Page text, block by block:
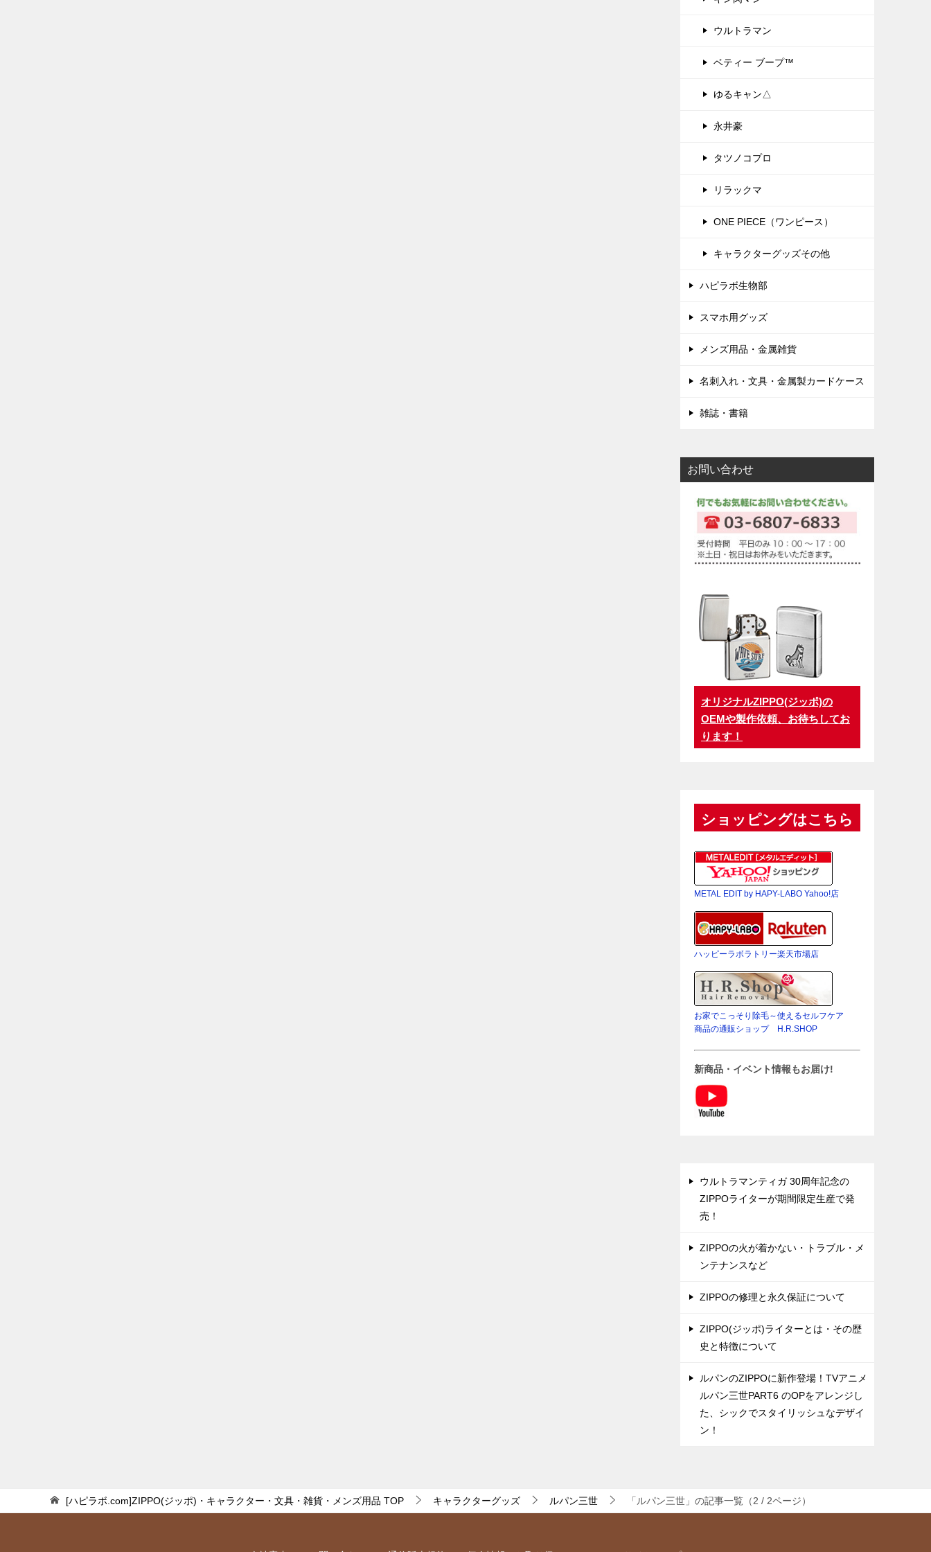
ウルトラマン
ベティー ブープ™
ゆるキャン△
永井豪
タツノコプロ
リラックマ
ONE PIECE（ワンピース）
キャラクターグッズその他
ハピラボ生物部
スマホ用グッズ
メンズ用品・金属雑貨
名刺入れ・文具・金属製カードケース
雑誌・書籍
お問い合わせ
オリジナルZIPPO(ジッポ)の
OEMや製作依頼、お待ちしてお
ります！
ショッピングはこちら
METAL EDIT by HAPY-LABO Yahoo!店
ハッピーラボラトリー楽天市場店
お家でこっそり除毛～使えるセルフケア
商品の通販ショップ H.R.SHOP
新商品・イベント情報もお届け!
ウルトラマンティガ 30周年記念の
ZIPPOライターが期間限定生産で発
売！
ZIPPOの火が着かない・トラブル・メ
ンテナンスなど
ZIPPOの修理と永久保証について
ZIPPO(ジッポ)ライターとは・その歴
史と特徴について
ルパンのZIPPOに新作登場！TVアニメ
ルパン三世PART6 のOPをアレンジし
た、シックでスタイリッシュなデザイ
ン！
[ハピラボ.com]ZIPPO(ジッポ)・キャラクター・文具・雑貨・メンズ用品 TOP キャラクターグッズ ルパン三世 「ルパン三世」の記事一覧（2 / 2ページ）